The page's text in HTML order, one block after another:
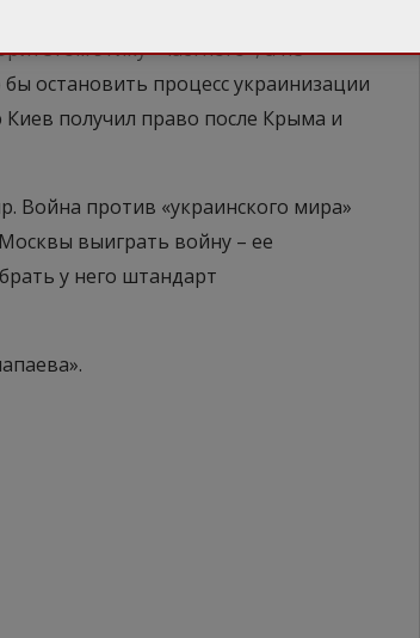
О прошлом и будущем, о векторах и
этику «частного», а не
остановить процесс украинизации
получил право после Крыма и
Война против «украинского мира»
выиграть войну – ее
у него штандарт